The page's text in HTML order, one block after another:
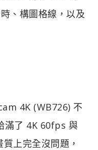
、構圖格線，以及
4K (WB726) 不
滿了 4K 60fps 與
上完全沒問題，